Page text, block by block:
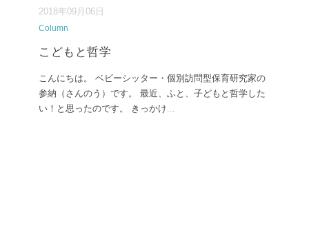
2018年09月06日
Column
こどもと哲学
こんにちは。 ベビーシッター・個別訪問型保育研究家の
参納（さんのう）です。 最近、ふと、子どもと哲学した
い！と思ったのです。 きっかけ...